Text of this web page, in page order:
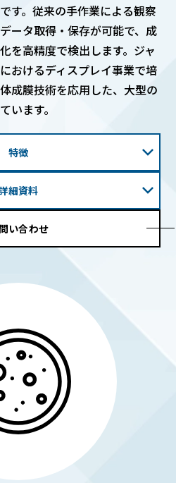
す。従来の手作業による観察
ータ取得・保存が可能で、成
を高精度で検出します。ジャ
おけるディスプレイ事業で培
成膜技術を応用した、大型の
います。
特徴
細資料
い合わせ